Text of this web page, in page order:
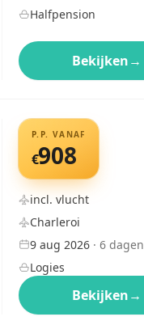
Halfpension
Bekijken→
P.P. VANAF
€908
incl. vlucht
Charleroi
9 aug 2026· 6dagen
Logies
Bekijken→